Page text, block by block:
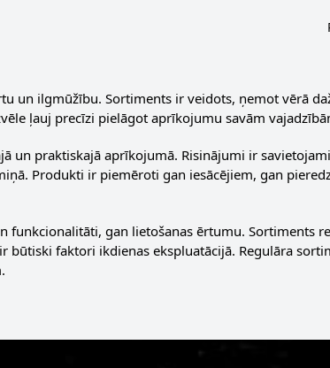
un ilgmūžību. Sortiments ir veidots, ņemot vērā
ļauj precīzi pielāgot aprīkojumu savām
un praktiskajā aprīkojumā. Risinājumi ir
Produkti ir piemēroti gan iesācējiem, gan
funkcionalitāti, gan lietošanas ērtumu. Sortiments
faktori ikdienas ekspluatācijā. Regulāra